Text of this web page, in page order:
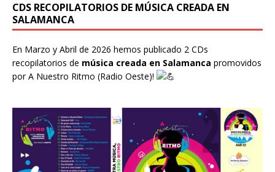
CDS RECOPILATORIOS DE MÚSICA CREADA EN
SALAMANCA
En Marzo y Abril de 2026 hemos publicado 2 CDs
recopilatorios de música creada en Salamanca promovidos
porA Nuestro Ritmo (Radio Oeste)!